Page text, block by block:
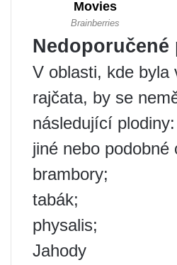
V oblasti, kde byla
rajčata, by se
následující plodiny:
jiné nebo podobné
brambory;
tabák;
physalis;
Jahody